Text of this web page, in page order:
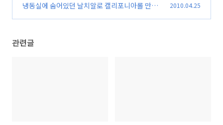
냉동실에 숨어있던 날치알로 캘리포니아롤 만들
2010.04.25
관련글